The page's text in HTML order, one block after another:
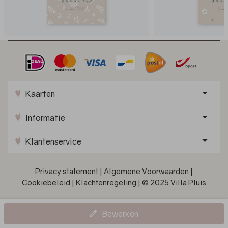
Bewerken
Kaarten
Informatie
Klantenservice
Privacy statement | Algemene Voorwaarden |
Cookiebeleid | Klachtenregeling | © 2025 Villa Pluis